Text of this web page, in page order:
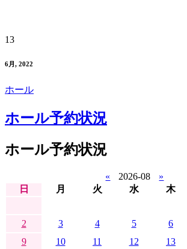
13
6月, 2022
ホール
ホール予約状況
ホール予約状況
« 2026-08
»
日
月 火 水 木
2
3 4 5 6
9
10 11 12 13